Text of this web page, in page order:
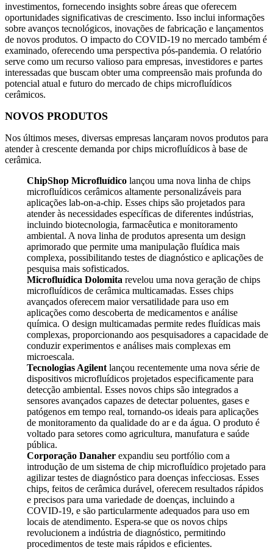
investimentos, fornecendo insights sobre áreas que oferecem
oportunidades significativas de crescimento. Isso inclui informações
sobre avanços tecnológicos, inovações de fabricação e lançamentos
de novos produtos. O impacto do COVID-19 no mercado também é
examinado, oferecendo uma perspectiva pós-pandemia. O relatório
serve como um recurso valioso para empresas, investidores e partes
interessadas que buscam obter uma compreensão mais profunda do
potencial atual e futuro do mercado de chips microfluídicos
cerâmicos.
NOVOS PRODUTOS
Nos últimos meses, diversas empresas lançaram novos produtos para
atender à crescente demanda por chips microfluídicos à base de
cerâmica.
ChipShop Microfluídico lançou uma nova linha de chips
microfluídicos cerâmicos altamente personalizáveis ​​para
aplicações lab-on-a-chip. Esses chips são projetados para
atender às necessidades específicas de diferentes indústrias,
incluindo biotecnologia, farmacêutica e monitoramento
ambiental. A nova linha de produtos apresenta um design
aprimorado que permite uma manipulação fluídica mais
complexa, possibilitando testes de diagnóstico e aplicações de
pesquisa mais sofisticados.
Microfluídica Dolomita revelou uma nova geração de chips
microfluídicos de cerâmica multicamadas. Esses chips
avançados oferecem maior versatilidade para uso em
aplicações como descoberta de medicamentos e análise
química. O design multicamadas permite redes fluídicas mais
complexas, proporcionando aos pesquisadores a capacidade de
conduzir experimentos e análises mais complexas em
microescala.
Tecnologias Agilent lançou recentemente uma nova série de
dispositivos microfluídicos projetados especificamente para
detecção ambiental. Esses novos chips são integrados a
sensores avançados capazes de detectar poluentes, gases e
patógenos em tempo real, tornando-os ideais para aplicações
de monitoramento da qualidade do ar e da água. O produto é
voltado para setores como agricultura, manufatura e saúde
pública.
Corporação Danaher expandiu seu portfólio com a
introdução de um sistema de chip microfluídico projetado para
agilizar testes de diagnóstico para doenças infecciosas. Esses
chips, feitos de cerâmica durável, oferecem resultados rápidos
e precisos para uma variedade de doenças, incluindo a
COVID-19, e são particularmente adequados para uso em
locais de atendimento. Espera-se que os novos chips
revolucionem a indústria de diagnóstico, permitindo
procedimentos de teste mais rápidos e eficientes.